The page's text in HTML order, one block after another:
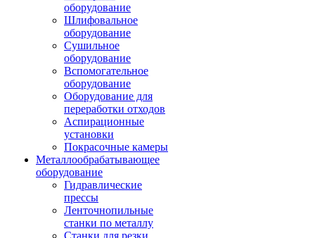
оборудование
Шлифовальное
оборудование
Сушильное
оборудование
Вспомогательное
оборудование
Оборудование для
переработки отходов
Аспирационные
установки
Покрасочные камеры
Металлообрабатывающее
оборудование
Гидравлические
прессы
Ленточнопильные
станки по металлу
Станки для резки